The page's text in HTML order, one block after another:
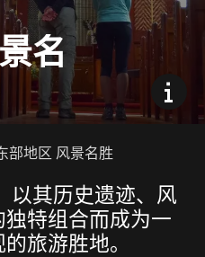
名
部地区 风景名胜
以其历史遗迹、风
特组合而成为一
旅游胜地。